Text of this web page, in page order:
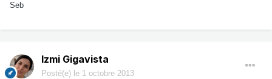
Seb
Izmi Gigavista
Posté(e) le 1 octobre 2013